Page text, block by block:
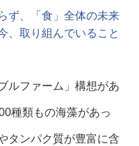
、「食」全体の未来
、取り組んでいること
ルファーム」構想があ
種類もの海藻があっ
タンパク質が豊富に含